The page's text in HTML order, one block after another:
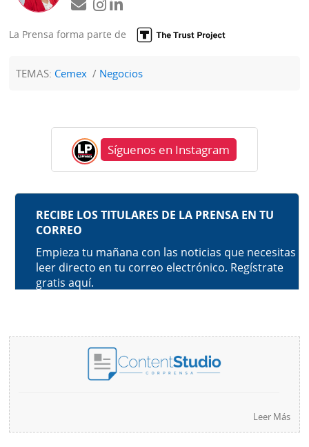
La Prensa forma parte de
TEMAS: Cemex Negocios
Síguenos en Instagram
Leer Más